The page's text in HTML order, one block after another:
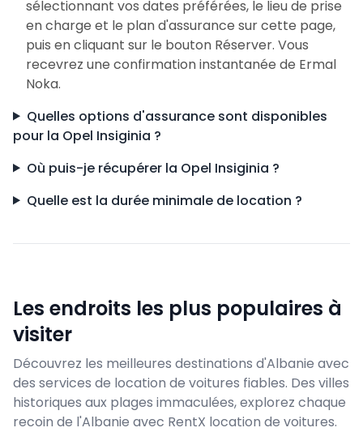
sélectionnant vos dates préférées, le lieu de prise
en charge et le plan d'assurance sur cette page,
puis en cliquant sur le bouton Réserver. Vous
recevrez une confirmation instantanée de Ermal
Noka.
Quelles options d'assurance sont disponibles
pour la Opel Insiginia ?
Où puis-je récupérer la Opel Insiginia ?
Quelle est la durée minimale de location ?
Les endroits les plus populaires à
visiter
Découvrez les meilleures destinations d'Albanie avec
des services de location de voitures fiables. Des villes
historiques aux plages immaculées, explorez chaque
recoin de l'Albanie avec RentX location de voitures.